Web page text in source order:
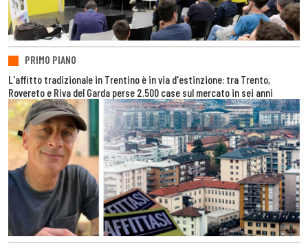
PRIMO PIANO
L'affitto tradizionale in Trentino è in via d'estinzione: tra Trento,
Rovereto e Riva del Garda perse 2.500 case sul mercato in sei anni